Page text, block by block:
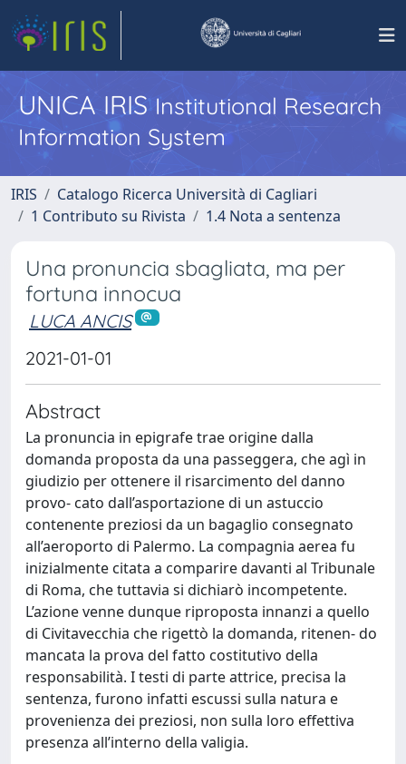
UNICA IRISInstitutional Research
Information System
IRIS
Catalogo Ricerca Università di Cagliari
1 Contributo su Rivista
1.4 Nota a sentenza
Una pronuncia sbagliata, ma per
fortuna innocua
LUCA ANCIS
2021-01-01
Abstract
La pronuncia in epigrafe trae origine dalla
domanda proposta da una passeggera, che agì in
giudizio per ottenere il risarcimento del danno
provo- cato dall’asportazione di un astuccio
contenente preziosi da un bagaglio consegnato
all’aeroporto di Palermo. La compagnia aerea fu
inizialmente citata a comparire davanti al Tribunale
di Roma, che tuttavia si dichiarò incompetente.
L’azione venne dunque riproposta innanzi a quello
di Civitavecchia che rigettò la domanda, ritenen- do
mancata la prova del fatto costitutivo della
responsabilità. I testi di parte attrice, precisa la
sentenza, furono infatti escussi sulla natura e
provenienza dei preziosi, non sulla loro effettiva
presenza all’interno della valigia.